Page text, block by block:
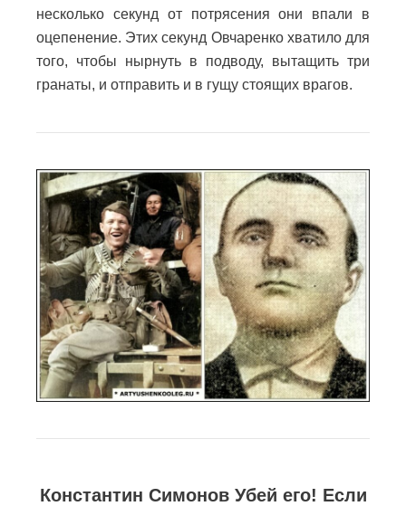
несколько секунд от потрясения они впали в
оцепенение. Этих секунд Овчаренко хватило для
того, чтобы нырнуть в подводу, вытащить три
гранаты, и отправить и в гущу стоящих врагов.
Константин Симонов Убей его! Если